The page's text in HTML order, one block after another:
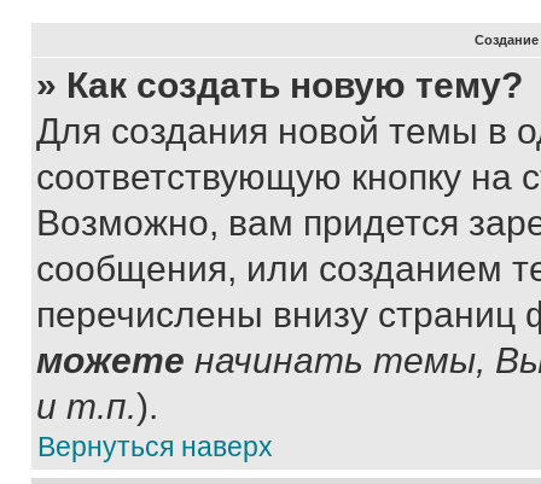
» Как создать новую тему?
Для создания новой темы в
соответствующую кнопку
Возможно, вам придется
сообщения, или созданием
перечислены внизу
можете начинать темы,
и т.п.).
Вернуться наверх